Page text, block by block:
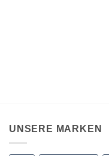
UNSERE MARKEN